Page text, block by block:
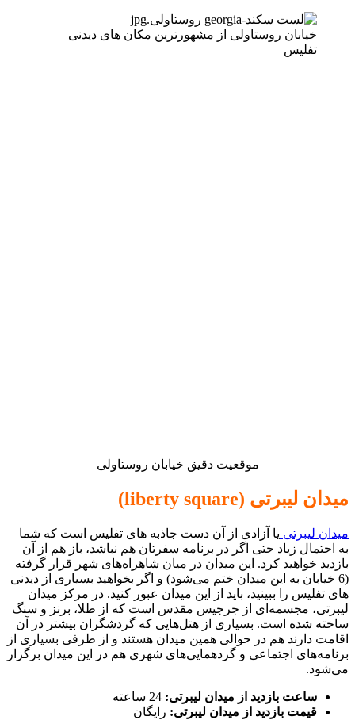
خیابان روستاولی از مشهورترین مکان های دیدنی
تفلیس
موقعیت دقیق خیابان روستاولی
میدان لیبرتی (liberty square)
میدان لیبرتی یا آزادی از آن دست جاذبه های تفلیس است که شما
به احتمال زیاد حتی اگر در برنامه‌ سفرتان هم نباشد، باز هم از آن
بازدید خواهید کرد. این میدان در میان شاهراه‌های شهر قرار گرفته
(6 خیابان به این میدان ختم می‌شود) و اگر بخواهید بسیاری از دیدنی
های تفلیس را ببینید، باید از این میدان عبور کنید. در مرکز میدان
لیبرتی، مجسمه‌ای از جرجیس مقدس است که از طلا، برنز و سنگ
ساخته شده‌ است. بسیاری از هتل‌هایی که گردشگران بیشتر در آن
اقامت دارند هم در حوالی همین میدان هستند و از طرفی بسیاری از
برنامه‌های اجتماعی و گردهمایی‌های شهری هم در این میدان برگزار
می‌شود.
ساعت بازدید از میدان لیبرتی:
قیمت بازدید از میدان لیبرتی: رایگان